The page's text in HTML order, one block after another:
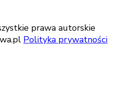
prawa autorskie
Polityka prywatności